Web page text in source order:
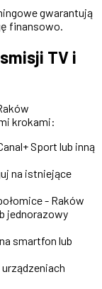
gwarantują
finansowo.
TV i
krokami:
Sport lub inną
na istniejące
- Raków
jednorazowy
smartfon lub
urządzeniach